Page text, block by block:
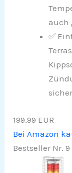
auch
✅
199,99 EUR
Bei Amazon
Bestseller Nr. 9